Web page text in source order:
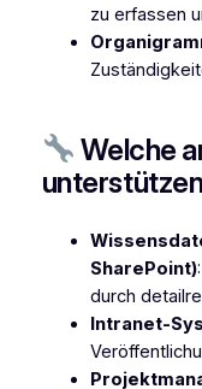
zu erfassen
Welche
SharePoint)
durch
Intranet-